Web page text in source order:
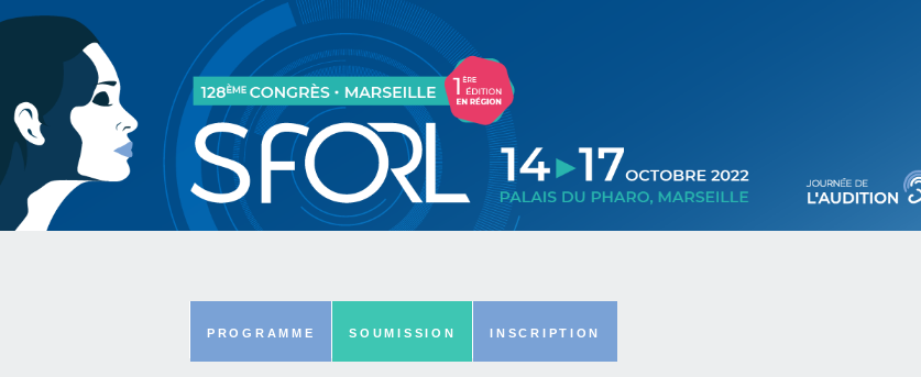
PROGRAMME SOUMISSION INSCRIPTION